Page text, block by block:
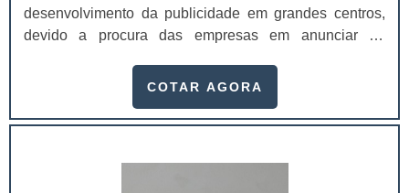
desenvolvimento da publicidade em grandes centros,
devido a procura das empresas em anunciar de
modo, o flyer é uma evolução dos panfletos simples -
Características dos flyers em questão Impressos em
gramatura; Possuem um trabalho estét.
COTAR AGORA